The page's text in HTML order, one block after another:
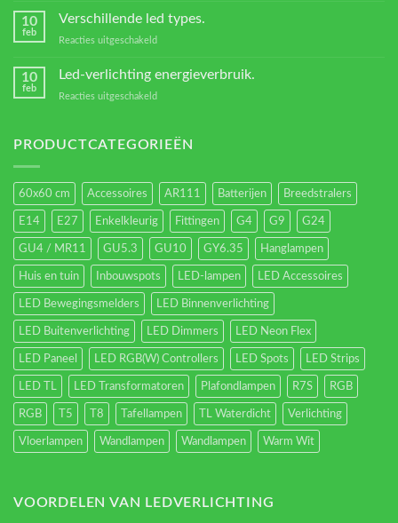
Transformators?
10
feb
Verschillende led types.
Reacties uitgeschakeld
10
feb
Led-verlichting energieverbruik.
Reacties uitgeschakeld
energieverbruik.
PRODUCTCATEGORIEËN
60x60 cm Accessoires AR111 Batterijen Breedstralers
E14 E27 Enkelkleurig Fittingen G4 G9 G24
GU4 / MR11 GU5.3 GU10 GY6.35 Hanglampen
Huis en tuin Inbouwspots LED-lampen LED Accessoires
LED Bewegingsmelders LED Binnenverlichting
LED Buitenverlichting LED Dimmers LED Neon Flex
LED Paneel LED RGB(W) Controllers LED Spots LED Strips
LED TL LED Transformatoren Plafondlampen R7S RGB
RGB T5 T8 Tafellampen TL Waterdicht Verlichting
Vloerlampen Wandlampen Wandlampen Warm Wit
VOORDELEN VAN LEDVERLICHTING